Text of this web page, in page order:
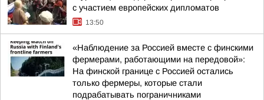
с участием европейских дипломатов
13:50
«Наблюдение за Россией вместе с финскими
фермерами, работающими на передовой»:
На финской границе с Россией остались
только фермеры, которые стали
подрабатывать пограничниками